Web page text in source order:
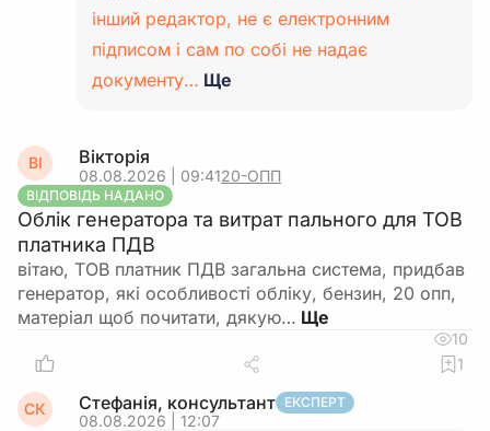
інший редактор, не є електронним
підписом і сам по собі не надає
документу… Ще
ВІ Вікторія
08.08.2026 | 09:4120-ОПП
ВІДПОВІДЬ НАДАНО
Облік генератора та витрат пального для ТОВ
платника ПДВ
вітаю, ТОВ платник ПДВ загальна система, придбав
генератор, які особливості обліку, бензин, 20 опп,
матеріал щоб почитати, дякую…
10
1
СК Стефанія, консультант ЕКСПЕРТ
08.08.2026 | 12:07